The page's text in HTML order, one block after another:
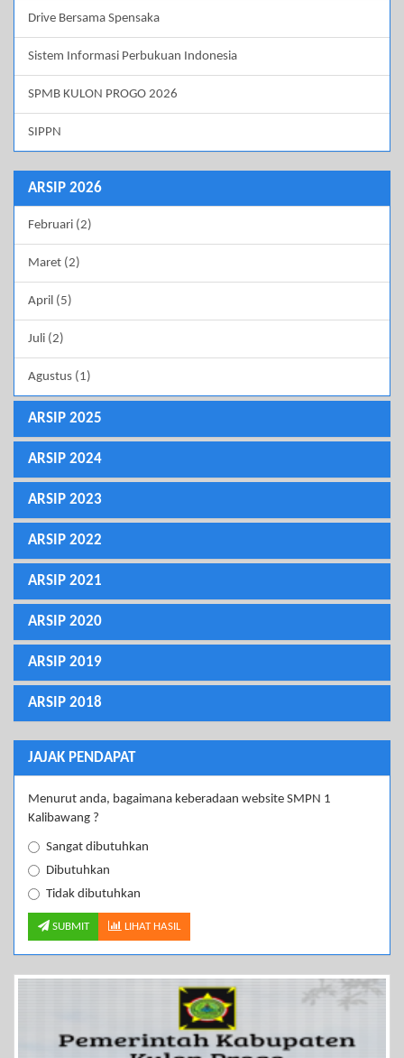
Drive Bersama Spensaka
Sistem Informasi Perbukuan Indonesia
SPMB KULON PROGO 2026
SIPPN
ARSIP 2026
Februari (2)
Maret (2)
April (5)
Juli (2)
Agustus (1)
ARSIP 2025
ARSIP 2024
ARSIP 2023
ARSIP 2022
ARSIP 2021
ARSIP 2020
ARSIP 2019
ARSIP 2018
JAJAK PENDAPAT
Menurut anda, bagaimana keberadaan website SMPN 1
Kalibawang ?
Sangat dibutuhkan
Dibutuhkan
Tidak dibutuhkan
SUBMIT LIHAT HASIL